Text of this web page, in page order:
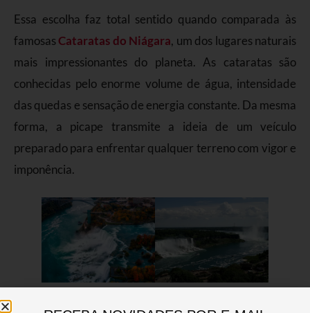
Essa escolha faz total sentido quando comparada às
famosasCataratas do Niágara, um dos lugares naturais
mais impressionantes do planeta. As cataratas são
conhecidas pelo enorme volume de água, intensidade
das quedas e sensação de energia constante. Da mesma
forma, a picape transmite a ideia de um veículo
preparado para enfrentar qualquer terreno com vigor e
imponência.